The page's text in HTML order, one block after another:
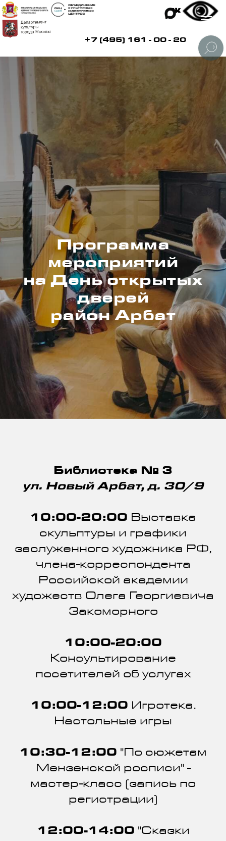
Программа
мероприятий
на День открытых
дверей
район Арбат
Библиотека № 3
ул. Новый Арбат, д. 30/9
10:00-20:00 Выставка
скульптуры и графики
заслуженного художника РФ,
члена-корреспондента
Российской академии
художеств Олега Георгиевича
Закоморного
10:00-20:00
Консультирование
посетителей об услугах
10:00-12:00 Игротека.
Настольные игры
10:30-12:00 "По сюжетам
Мензенской росписи" -
мастер-класс (запись по
регистрации)
12:00-14:00 "Сказки